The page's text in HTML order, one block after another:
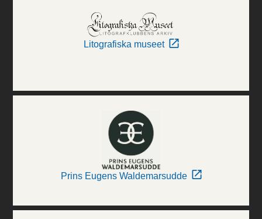
Litografiska museet
Prins Eugens Waldemarsudde